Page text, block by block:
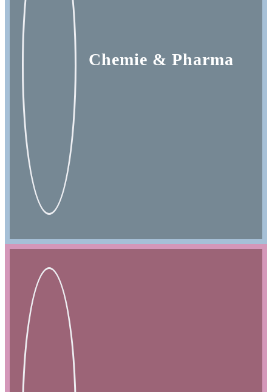
Karriere
Chemie & Pharma